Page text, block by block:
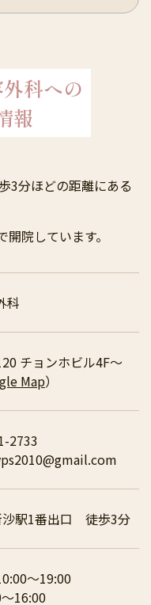
科への
報
3分ほどの距離にある
院しています。
科
チョンホビル4F～
Map）
2733
沙駅1番出口 徒歩3分
〜19:00
16:00